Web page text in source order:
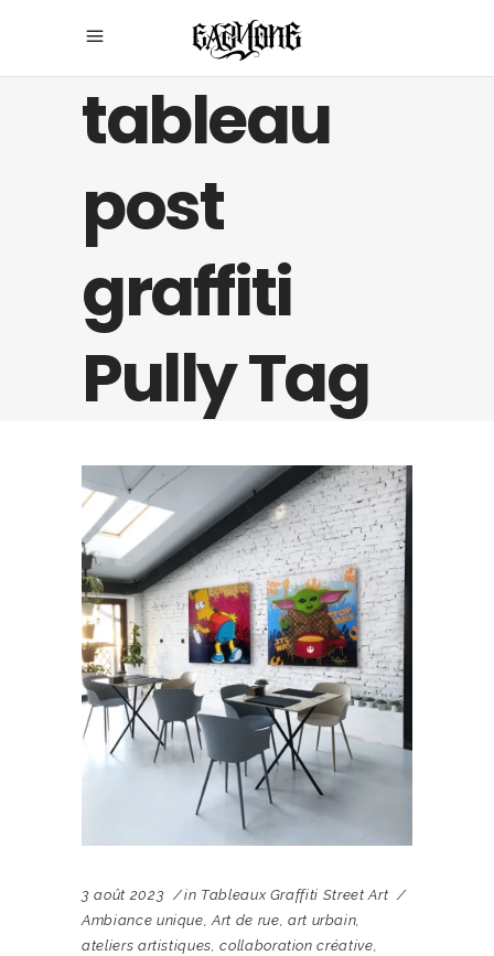
tableau
post
graffiti
Pully Tag
3 août 2023 in Tableaux Graffiti Street Art
Ambiance unique,Art de rue, art urbain,
ateliers artistiques,collaboration créative,